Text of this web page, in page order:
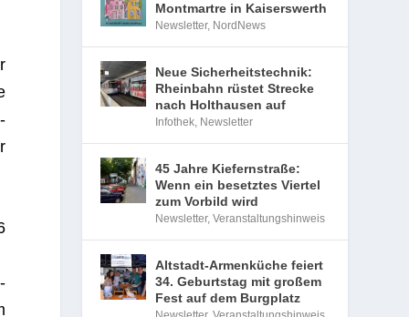
Montmartre in Kaiserswerth
Newsletter, NordNews
Neue Sicherheitstechnik:
Rheinbahn rüstet Strecke
nach Holthausen auf
Infothek, Newsletter
45 Jahre Kiefernstraße:
Wenn ein besetztes Viertel
zum Vorbild wird
Newsletter,Veranstaltungshinweis
Altstadt-Armenküche feiert
34. Geburtstag mit großem
Fest auf dem Burgplatz